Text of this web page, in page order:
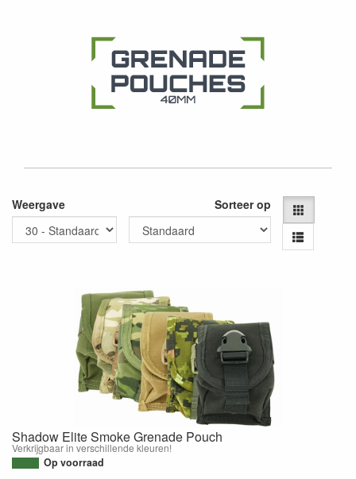
Weergave Sorteer op
Shadow Elite Smoke Grenade Pouch
Verkrijgbaar in verschillende kleuren!
Op voorraad